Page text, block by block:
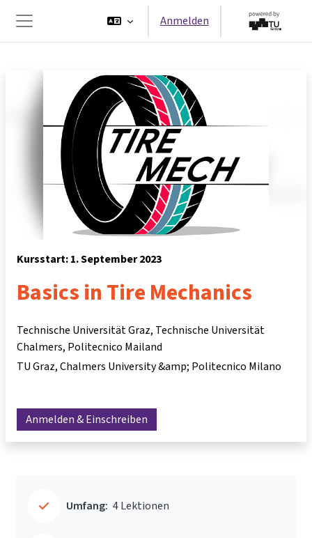
Website-Übersicht
Anmelden
Kursstart: 1. September 2023
Basics in Tire Mechanics
Technische Universität Graz, Technische Universität
Chalmers, Politecnico Mailand
TU Graz, Chalmers University &amp; Politecnico Milano
Anmelden & Einschreiben
Umfang: 4 Lektionen